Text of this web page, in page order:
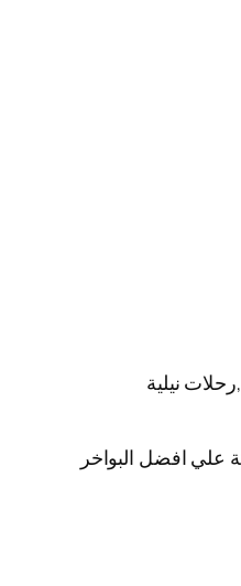
نيلية
علي افضل البواخر